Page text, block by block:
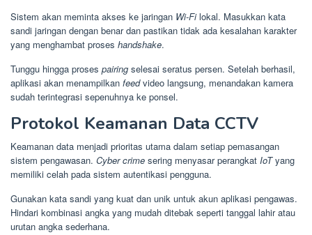
Sistem akan meminta akses ke jaringan Wi-Filokal. Masukkan kata
sandi jaringan dengan benar dan pastikan tidak ada kesalahan karakter
yang menghambat proses handshake.
Tunggu hingga proses pairing selesai seratus persen. Setelah berhasil,
aplikasi akan menampilkan feedvideo langsung, menandakan kamera
sudah terintegrasi sepenuhnya ke ponsel.
Protokol Keamanan Data CCTV
Keamanan data menjadi prioritas utama dalam setiap pemasangan
sistem pengawasan. Cyber crime sering menyasar perangkat IoTyang
memiliki celah pada sistem autentikasi pengguna.
Gunakan kata sandi yang kuat dan unik untuk akun aplikasi pengawas.
Hindari kombinasi angka yang mudah ditebak seperti tanggal lahir atau
urutan angka sederhana.